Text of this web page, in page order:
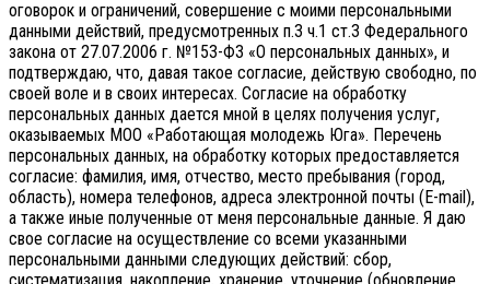
оговорок и ограничений, совершение с моими персональными
данными действий, предусмотренных п.3 ч.1 ст.3 Федерального
закона от 27.07.2006 г. №153-ФЗ «О персональных данных», и
подтверждаю, что, давая такое согласие, действую свободно, по
своей воле и в своих интересах. Согласие на обработку
персональных данных дается мной в целях получения услуг,
оказываемых МОО «Работающая молодежь Юга». Перечень
персональных данных, на обработку которых предоставляется
согласие: фамилия, имя, отчество, место пребывания (город,
область), номера телефонов, адреса электронной почты (E-mail),
а также иные полученные от меня персональные данные. Я даю
свое согласие на осуществление со всеми указанными
персональными данными следующих действий: сбор,